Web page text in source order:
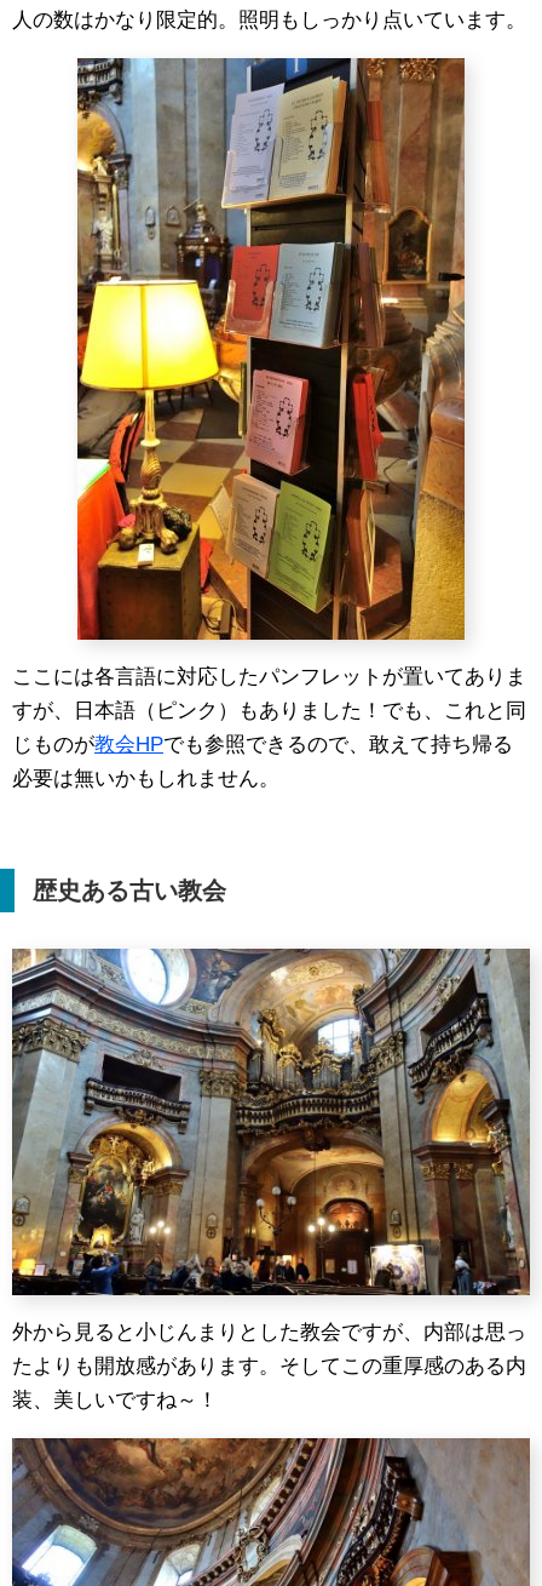
人の数はかなり限定的。照明もしっかり点いています。
ここには各言語に対応したパンフレットが置いてありま
すが、日本語（ピンク）もありました！でも、これと同
じものが教会HPでも参照できるので、敢えて持ち帰る
必要は無いかもしれません。
歴史ある古い教会
外から見ると小じんまりとした教会ですが、内部は思っ
たよりも開放感があります。そしてこの重厚感のある内
装、美しいですね～！